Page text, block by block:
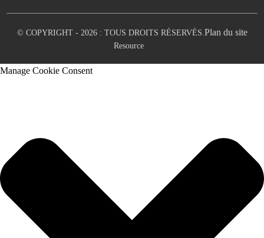
© COPYRIGHT - 2026 : TOUS DROITS RÉSERVÉS. Plan du site
Resource
Manage Cookie Consent